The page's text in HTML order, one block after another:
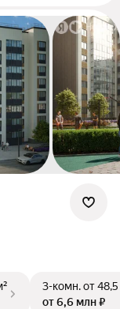
3-комн.от
от 6,6 млн ₽